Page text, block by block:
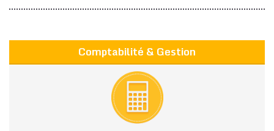
Comptabilité & Gestion